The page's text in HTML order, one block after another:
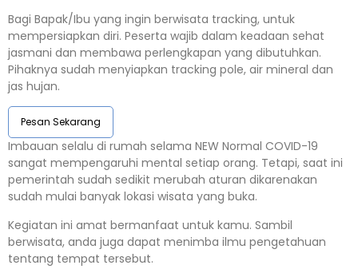
Bagi Bapak/Ibu yang ingin berwisata tracking, untuk
mempersiapkan diri. Peserta wajib dalam keadaan sehat
jasmani dan membawa perlengkapan yang dibutuhkan.
Pihaknya sudah menyiapkan tracking pole, air mineral dan
jas hujan.
Pesan Sekarang
Imbauan selalu di rumah selama NEW Normal COVID-19
sangat mempengaruhi mental setiap orang. Tetapi, saat ini
pemerintah sudah sedikit merubah aturan dikarenakan
sudah mulai banyak lokasi wisata yang buka.
Kegiatan ini amat bermanfaat untuk kamu. Sambil
berwisata, anda juga dapat menimba ilmu pengetahuan
tentang tempat tersebut.